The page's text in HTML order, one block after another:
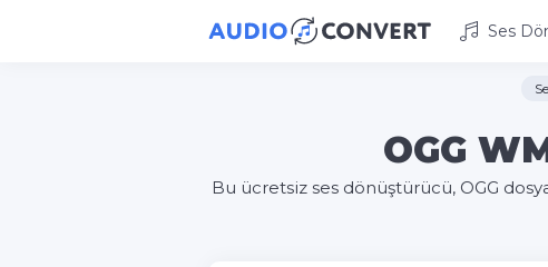
Ses
OGG
Bu ücretsiz ses dönüştürücü, OGG